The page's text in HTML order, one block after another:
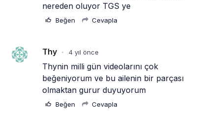
nereden oluyor TGS ye
Beğen Cevapla
Thy • 4 yıl önce
Thynin milli gün videolarını çok
beğeniyorum ve bu ailenin bir parçası
olmaktan gurur duyuyorum
Beğen Cevapla